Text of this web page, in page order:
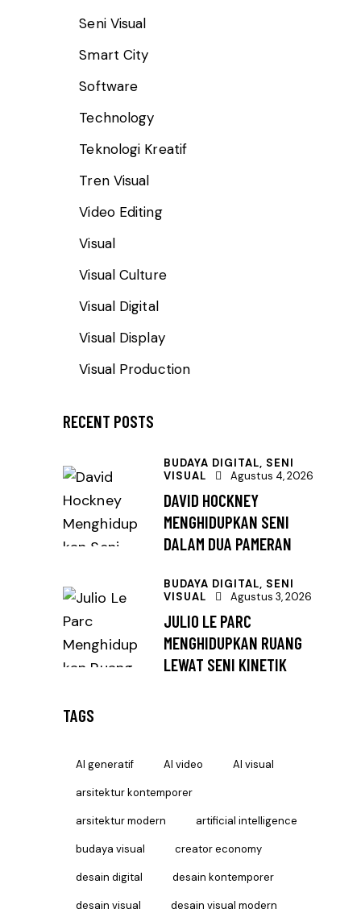
Seni Visual
Smart City
Software
Technology
Teknologi Kreatif
Tren Visual
Video Editing
Visual
Visual Culture
Visual Digital
Visual Display
Visual Production
RECENT POSTS
BUDAYA DIGITAL, SENI
VISUAL
Agustus 4, 2026
DAVID HOCKNEY
MENGHIDUPKAN SENI
DALAM DUA PAMERAN
BUDAYA DIGITAL, SENI
VISUAL
Agustus 3, 2026
JULIO LE PARC
MENGHIDUPKAN RUANG
LEWAT SENI KINETIK
TAGS
AI generatif AI video AI visual
arsitektur kontemporer
arsitektur modern artificial intelligence
budaya visual creator economy
desain digital desain kontemporer
desain visual desain visual modern